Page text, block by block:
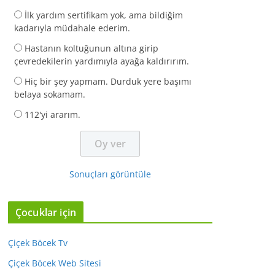
İlk yardım sertifikam yok, ama bildiğim
kadarıyla müdahale ederim.
Hastanın koltuğunun altına girip
çevredekilerin yardımıyla ayağa kaldırırım.
Hiç bir şey yapmam. Durduk yere başımı
belaya sokamam.
112'yi ararım.
Sonuçları görüntüle
Çocuklar için
Çiçek Böcek Tv
Çiçek Böcek Web Sitesi